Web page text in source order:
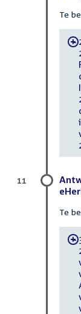
Te
-
Te
-
11